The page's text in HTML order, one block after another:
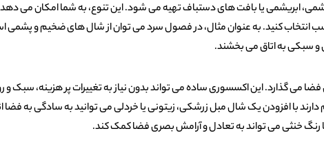
ابریشمی یا بافت‌ های دستباف تهیه می‌ شود. این تنوع، به شما امکان می‌ دهد
کنید. به‌ عنوان مثال، در فصول سرد می‌ توان از شال‌ های ضخیم و پشمی
و سبکی به اتاق می‌ بخشند.
گذارد. این اکسسوری ساده می‌ تواند بدون نیاز به تغییرات پر هزینه، سبک و
با افزودن یک شال مبل زرشکی، زیتونی یا خردلی می‌ توانید به‌ سادگی به فضا
خنثی می‌ تواند به تعادل و آرامش بصری فضا کمک کند.